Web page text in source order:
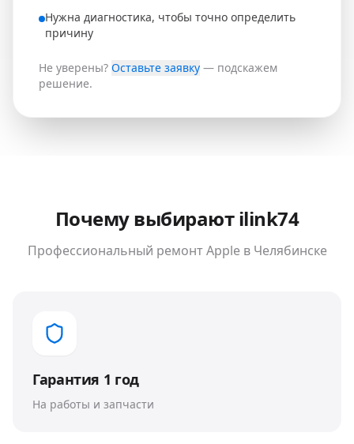
Нужна диагностика, чтобы точно определить
причину
Не уверены? Оставьте заявку — подскажем
решение.
Почему выбирают ilink74
Профессиональный ремонтAppleв Челябинске
Гарантия 1 год
На работы и запчасти